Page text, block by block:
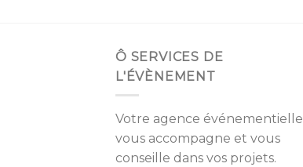
Ô SERVICES DE
L'ÉVÈNEMENT
Votre agence événementielle
vous accompagne et vous
conseille dans vos projets.